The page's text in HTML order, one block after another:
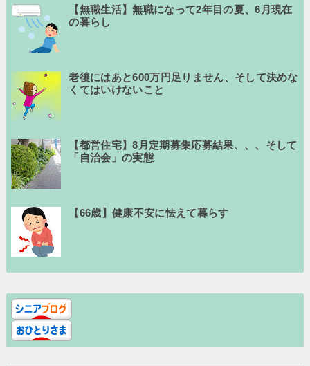
【無職生活】無職になって2年目の夏、6月現在
の暮らし
老後にはあと600万円足りません、そして決めな
くてはいけないこと
【都営住宅】8月定期募集応募結果、、、そして
「自治会」の実態
【66歳】健康不安に怯えて暮らす